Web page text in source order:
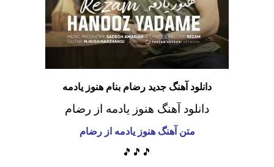
دانلود آهنگ جدید رضام بنام هنوز یادمه
دانلود آهنگ هنوز یادمه از رضام
متن آهنگ هنوز یادمه از رضام
🎵🎵🎵